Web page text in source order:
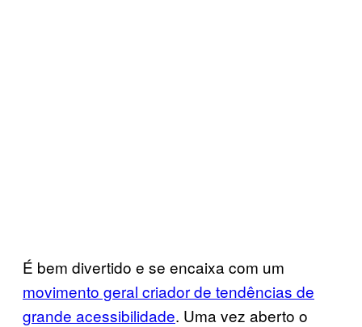
É bem divertido e se encaixa com um
movimento geral criador de tendências de
grande acessibilidade. Uma vez aberto o